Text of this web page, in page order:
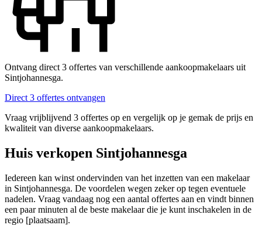
Ontvang direct 3 offertes van verschillende aankoopmakelaars uit
Sintjohannesga.
Direct 3 offertes ontvangen
Vraag vrijblijvend 3 offertes op en vergelijk op je gemak de prijs en
kwaliteit van diverse aankoopmakelaars.
Huis verkopen Sintjohannesga
Iedereen kan winst ondervinden van het inzetten van een makelaar
in Sintjohannesga. De voordelen wegen zeker op tegen eventuele
nadelen. Vraag vandaag nog een aantal offertes aan en vindt binnen
een paar minuten al de beste makelaar die je kunt inschakelen in de
regio [plaatsaam].